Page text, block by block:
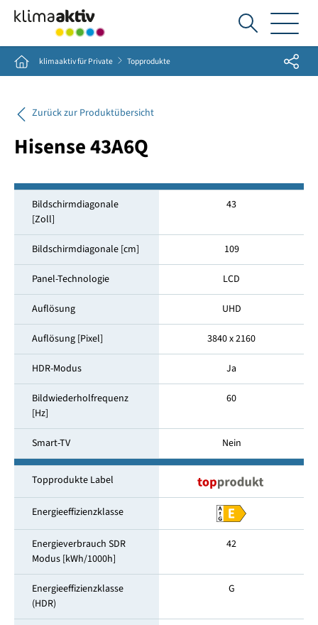
Ich
suche...
Home klimaaktiv für Private Topprodukte Share
Zurück zur Produktübersicht
Hisense 43A6Q
Bildschirmdiagonale
[Zoll]
43
Bildschirmdiagonale [cm] 109
Panel-Technologie LCD
Auflösung UHD
Auflösung [Pixel] 3840 x 2160
HDR-Modus Ja
Bildwiederholfrequenz
[Hz]
60
Smart-TV Nein
Topprodukte Label
Energieeffizienzklasse
Energieverbrauch SDR
Modus [kWh/1000h]
42
Energieeffizienzklasse
(HDR)
G